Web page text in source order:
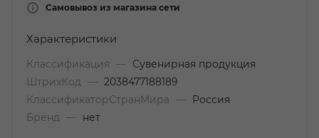
Самовывоз из магазина сети
Характеристики
Классификация —
Сувенирная продукция
ШтрихКод
— 2038477188189
КлассификаторСтранМира
—
Россия
Бренд
— нет